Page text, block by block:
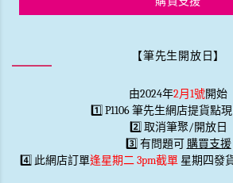
【筆先生開放日】
由2024年2月1號開始
1️⃣ P1106 筆先生網店提貨點
2️⃣ 取消筆聚/開放日
3️⃣ 有問題可 購買支援
4️⃣ 此網店訂單逢星期二 3pm截單 星期四發